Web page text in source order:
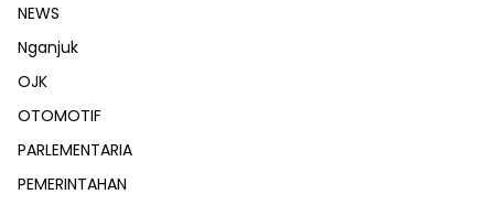
NEWS
Nganjuk
OJK
OTOMOTIF
PARLEMENTARIA
PEMERINTAHAN